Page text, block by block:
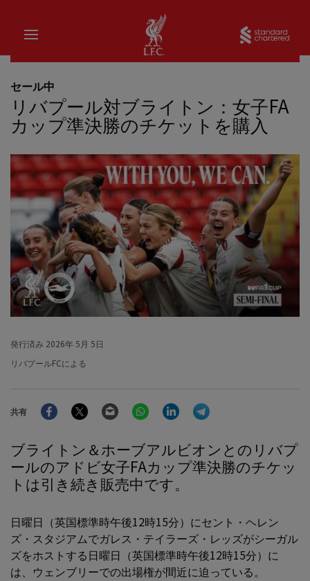
家
セール中
リバプール対ブライトン：女子FA
カップ準決勝のチケットを購入
発行済み 2026年 5月 5日
リバプールFCによる
共有
FacebookTwitter Email WhatsAppLinkedIn
ブライトン＆ホーブアルビオンとのリバプ
ールのアドビ女子FAカップ準決勝のチケッ
トは引き続き販売中です。
日曜日（英国標準時午後12時15分）にセント・ヘレン
ズ・スタジアムでガレス・テイラーズ・レッズがシーガル
ズをホストする日曜日（英国標準時午後12時15分）に
は、ウェンブリーでの出場権が間近に迫っている。